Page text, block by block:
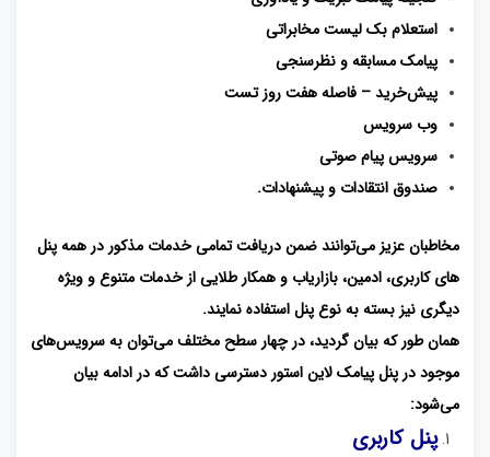
استعلام بک لیست مخابراتی
پیامک مسابقه و نظرسنجی
پیش‌خرید – فاصله هفت روز تست
وب سرویس
سرویس پیام صوتی
صندوق انتقادات و پیشنهادات.
مخاطبان عزیز می‌توانند ضمن دریافت تمامی خدمات مذکور در همه پنل
های کاربری، ادمین، بازاریاب و همکار طلایی از خدمات متنوع و ویژه
دیگری نیز بسته به نوع پنل استفاده نمایند.
همان ‌طور که بیان گردید، در چهار سطح مختلف می‌توان به سرویس‌های
موجود در پنل پیامک لاین استور دسترسی داشت که در ادامه بیان
می‌شود:
پنل کاربری